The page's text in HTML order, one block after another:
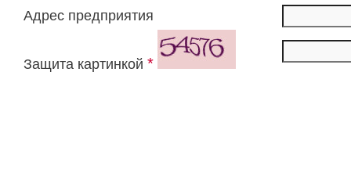
Адрес предприятия
Защита картинкой *